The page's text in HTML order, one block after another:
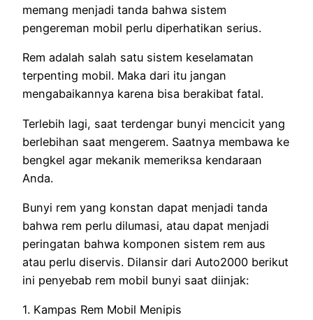
memang menjadi tanda bahwa sistem
pengereman mobil perlu diperhatikan serius.
Rem adalah salah satu sistem keselamatan
terpenting mobil. Maka dari itu jangan
mengabaikannya karena bisa berakibat fatal.
Terlebih lagi, saat terdengar bunyi mencicit yang
berlebihan saat mengerem. Saatnya membawa ke
bengkel agar mekanik memeriksa kendaraan
Anda.
Bunyi rem yang konstan dapat menjadi tanda
bahwa rem perlu dilumasi, atau dapat menjadi
peringatan bahwa komponen sistem rem aus
atau perlu diservis. Dilansir dari Auto2000 berikut
ini penyebab rem mobil bunyi saat diinjak:
1. Kampas Rem Mobil Menipis